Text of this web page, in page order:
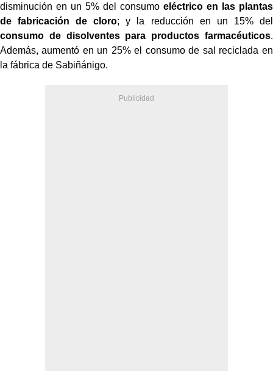
disminución en un 5% del consumo eléctrico en las plantas
de fabricación de cloro; y la reducción en un 15% del
consumo de disolventes para productos farmacéuticos.
Además, aumentó en un 25% el consumo de sal reciclada en
la fábrica de Sabiñánigo.